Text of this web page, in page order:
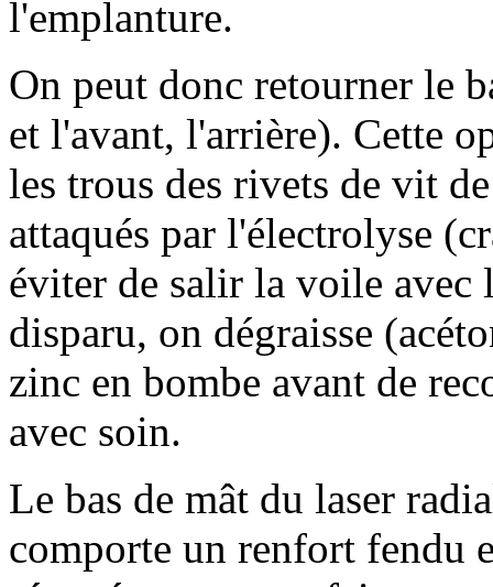
l'emplanture.
On peut donc retourner le
et l'avant, l'arrière). Cette
les trous des rivets de vit
attaqués par l'électrolyse
éviter de salir la voile
disparu, on dégraisse
zinc en bombe avant de
avec soin.
Le bas de mât du laser
comporte un renfort fendu